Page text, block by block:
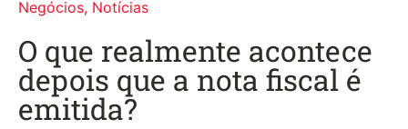
Negócios, Notícias
O que realmente acontece
depois que a nota fiscal é
emitida?